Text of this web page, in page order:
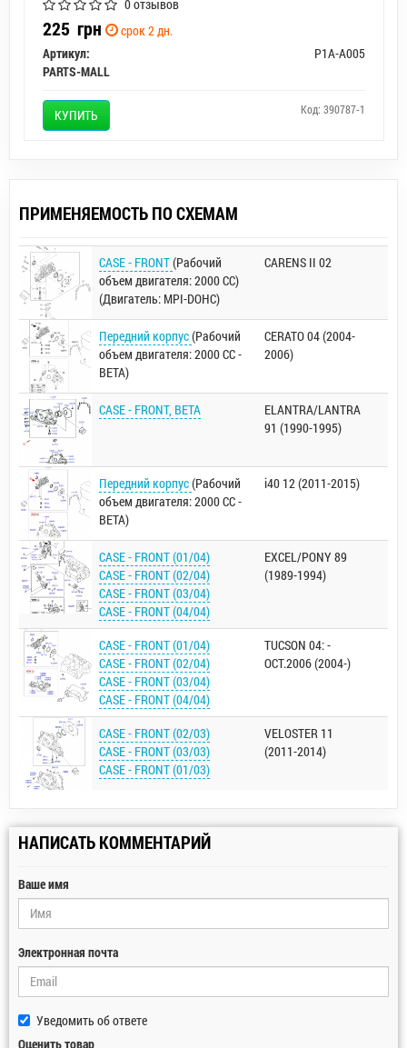
0 отзывов
225 грн
срок 2 дн.
Артикул:
P1A-A005
PARTS-MALL
КУПИТЬ Код: 390787-1
ПРИМЕНЯЕМОСТЬ ПО СХЕМАМ
CASE - FRONT(Рабочий
объем двигателя: 2000 CC)
(Двигатель: MPI-DOHC)
CARENS II 02
Передний корпус(Рабочий
объем двигателя: 2000 CC -
BETA)
CERATO 04 (2004-
2006)
CASE - FRONT, BETA
ELANTRA/LANTRA
91 (1990-1995)
Передний корпус(Рабочий
объем двигателя: 2000 CC -
BETA)
i40 12 (2011-2015)
CASE - FRONT (01/04)
CASE - FRONT (02/04)
CASE - FRONT (03/04)
CASE - FRONT (04/04)
EXCEL/PONY 89
(1989-1994)
CASE - FRONT (01/04)
CASE - FRONT (02/04)
CASE - FRONT (03/04)
CASE - FRONT (04/04)
TUCSON 04: -
OCT.2006 (2004-)
CASE - FRONT (02/03)
CASE - FRONT (03/03)
CASE - FRONT (01/03)
VELOSTER 11
(2011-2014)
НАПИСАТЬ КОММЕНТАРИЙ
Ваше имя
Электронная почта
Уведомить об ответе
Оценить товар